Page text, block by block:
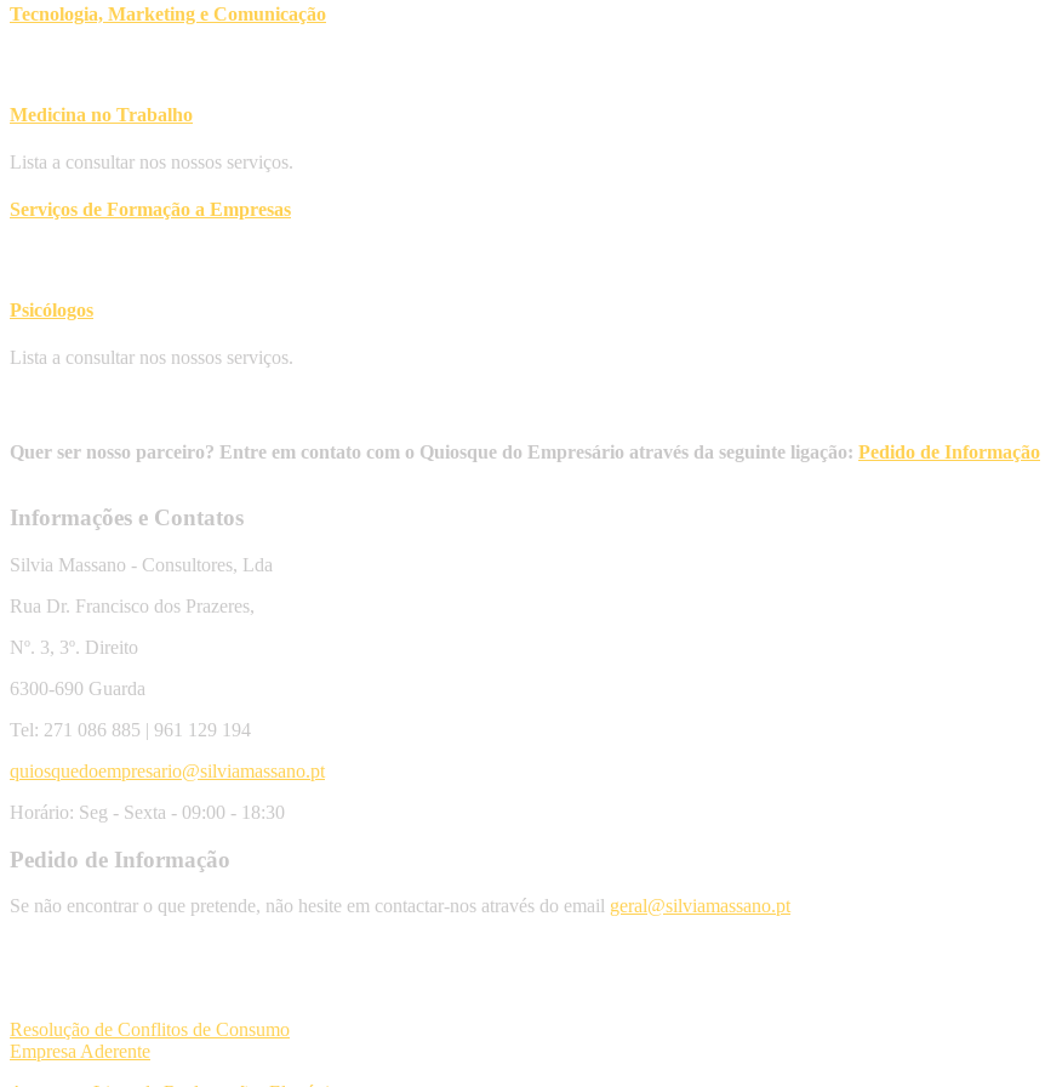
Tecnologia, Marketing e Comunicação
Medicina no Trabalho
Lista a consultar nos nossos serviços.
Serviços de Formação a Empresas
Psicólogos
Lista a consultar nos nossos serviços.
Quer ser nosso parceiro? Entre em contato com o Quiosque do Empresário através da seguinte ligação: Pedido de Informação
Informações e Contatos
Silvia Massano - Consultores, Lda
Rua Dr. Francisco dos Prazeres,
Nº. 3, 3º. Direito
6300-690 Guarda
Tel: 271 086 885 | 961 129 194
quiosquedoempresario@silviamassano.pt
Horário: Seg - Sexta - 09:00 - 18:30
Pedido de Informação
Se não encontrar o que pretende, não hesite em contactar-nos através do email geral@silviamassano.pt
Resolução de Conflitos de Consumo
Empresa Aderente